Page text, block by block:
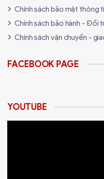
Chuột Logitech G Pro
hiệu suất mà còn ấn
RGB LIGHTSYNC có thể
trong những trận đấu kịch
Chính sách bảo mật thông
Chính sách bảo hành - Đổi
Chính sách vận chuyển -
FACEBOOK PAGE
YOUTUBE